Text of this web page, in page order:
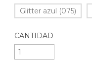
Glitter azul (075)
CANTIDAD